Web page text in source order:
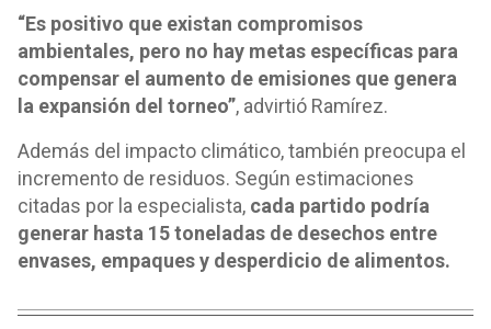
“Es positivo que existan compromisos
ambientales, pero no hay metas específicas para
compensar el aumento de emisiones que genera
la expansión del torneo”, advirtió Ramírez.
Además del impacto climático, también preocupa el
incremento de residuos. Según estimaciones
citadas por la especialista, cada partido podría
generar hasta 15 toneladas de desechos entre
envases, empaques y desperdicio de alimentos.